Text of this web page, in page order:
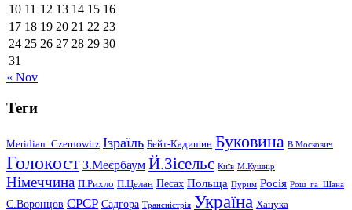
10 11 12 13 14 15 16
17 18 19 20 21 22 23
24 25 26 27 28 29 30
31
« Nov
Теги
Meridian_Czernowitz Ізраїль Бейт-Кадишин Буковина В.Москович
Голокост З.Меєрбаум Й.Зісельс Київ М.Кушнір
Німеччина П.Рихло П.Целан Песах Польща Пурим Росія Рош_га_Шана
С.Воронцов СРСР Садгора Трансністрія Україна Ханука